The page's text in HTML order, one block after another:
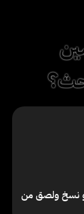
نسخ ولصق من